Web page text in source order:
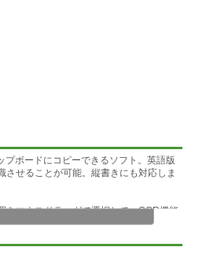
ボードにコピーできるソフト。英語版
せることが可能。縦書きにも対応しま
をマウスドラッグで選択して、OCR機能
なく、認識された文字列がダイアログ
させる」のかをユーザが選択します。